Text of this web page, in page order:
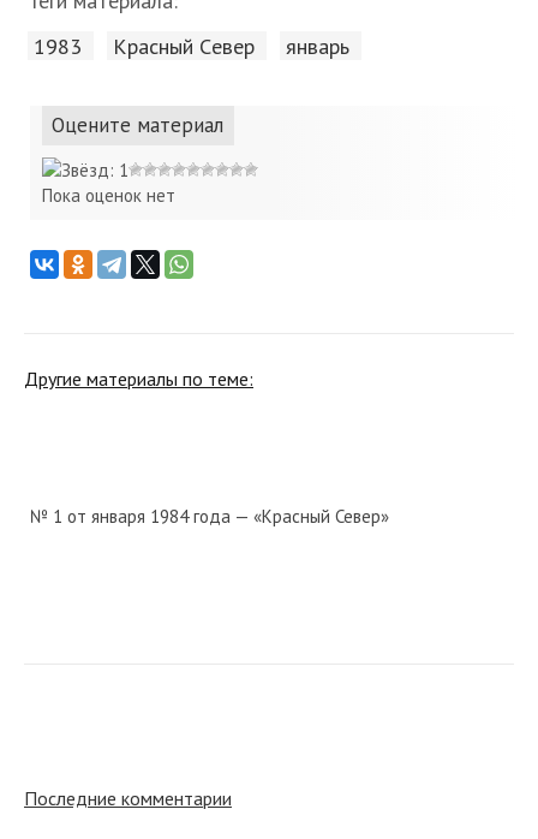
1983 Красный Cевер январь
Оцените материал
Пока оценок нет
Другие материалы по теме:
№ 1 от января 1984 года — «Красный Север»
Последние комментарии